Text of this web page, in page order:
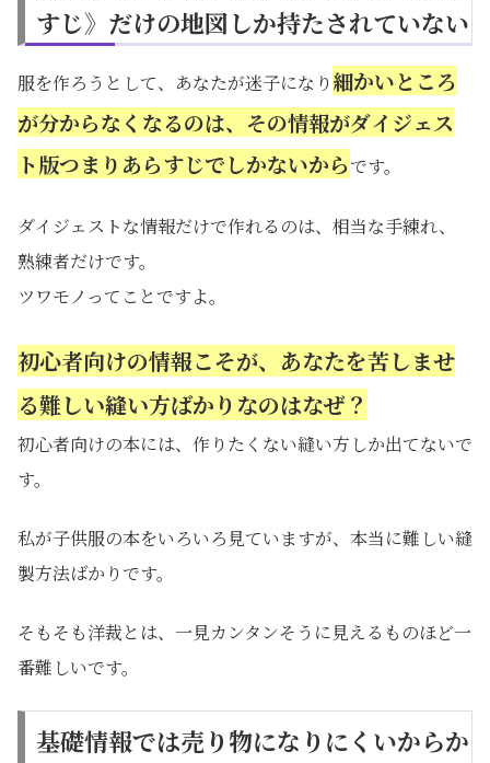
すじ》だけの地図しか持たされていない
服を作ろうとして、あなたが迷子になり 細かいところ
が分からなくなるのは、その情報がダイジェス
ト版つまりあらすじでしかないからです。
ダイジェストな情報だけで作れるのは、相当な手練れ、
熟練者だけです。
ツワモノってことですよ。
初心者向けの情報こそが、あなたを苦しませ
る難しい縫い方ばかりなのはなぜ？
初心者向けの本には、作りたくない縫い方しか出てないで
す。
私が子供服の本をいろいろ見ていますが、本当に難しい縫
製方法ばかりです。
そもそも洋裁とは、一見カンタンそうに見えるものほど一
番難しいです。
基礎情報では売り物になりにくいからか